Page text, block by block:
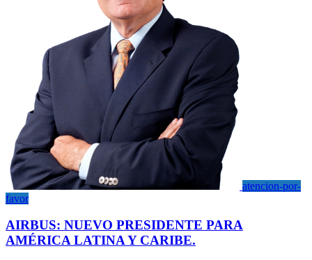
atencion-por-
favor
AIRBUS: NUEVO PRESIDENTE PARA
AMÉRICA LATINA Y CARIBE.